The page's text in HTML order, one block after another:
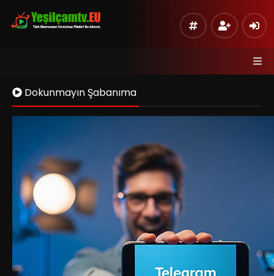
Dokunmayın Şabanıma
Listeye Ekle Sinema Modu